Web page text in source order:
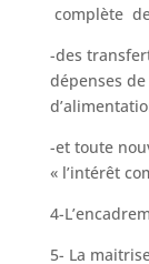
complète
-des
dépenses
-et toute
« l’intérêt
4-
5- La